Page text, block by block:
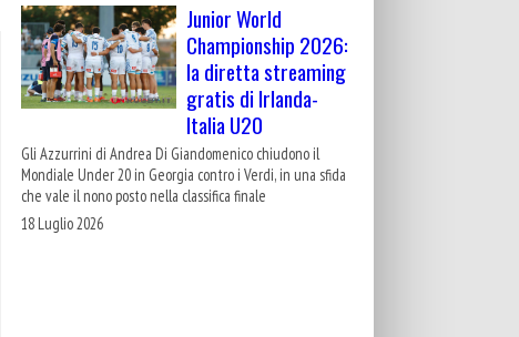
Junior World
Championship 2026:
la diretta streaming
gratis di Irlanda-
Italia U20
Gli Azzurrini di Andrea Di Giandomenico chiudono il
Mondiale Under 20 in Georgia contro i Verdi, in una sfida
che vale il nono posto nella classifica finale
18 Luglio 2026